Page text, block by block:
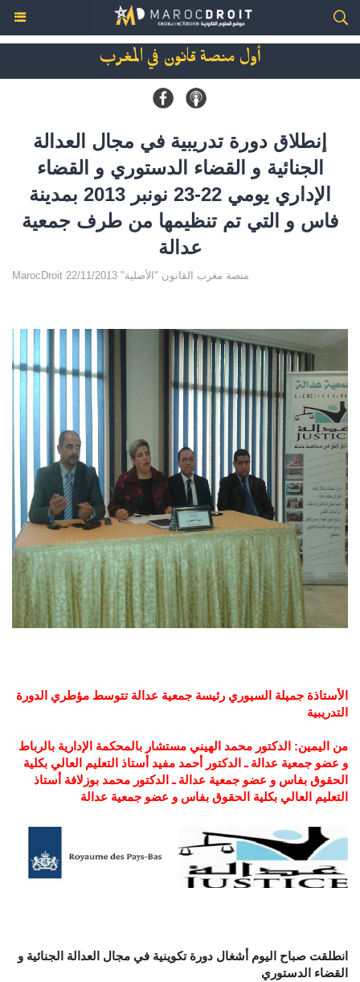
أول منصة قانون في المغرب
إنطلاق دورة تدريبية في مجال العدالة
الجنائية و القضاء الدستوري و القضاء
الإداري يومي 22-23 نونبر 2013 بمدينة
فاس و التي تم تنظيمها من طرف جمعية
عدالة
MarocDroit منصة مغرب القانون "الأصلية" 22/11/2013
الأستاذة جميلة السيوري رئيسة جمعية عدالة تتوسط مؤطري الدورة
التدريبية
من اليمين: الدكتور محمد الهيني مستشار بالمحكمة الإدارية بالرباط
و عضو جمعية عدالة ـ الدكتور أحمد مفيد أستاذ التعليم العالي بكلية
الحقوق بفاس و عضو جمعية عدالة ـ الدكتور محمد بوزلافة أستاذ
التعليم العالي بكلية الحقوق بفاس و عضو جمعية عدالة
انطلقت صباح اليوم أشغال دورة تكوينية في مجال العدالة الجنائية و
القضاء الدستوري